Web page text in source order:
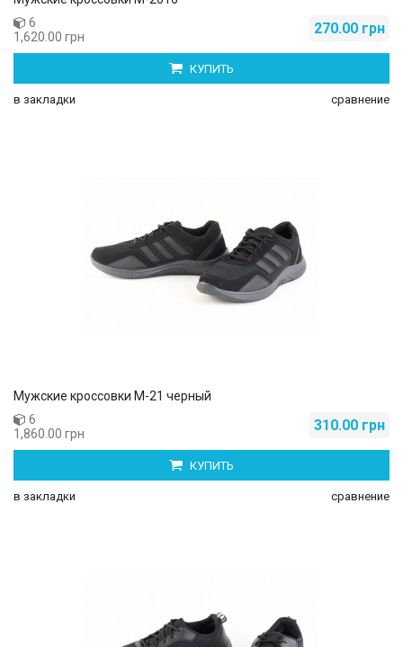
270.00 грн
6
1,620.00 грн
КУПИТЬ
в закладки сравнение
Мужские кроссовки М-21 черный
310.00 грн
6
1,860.00 грн
КУПИТЬ
в закладки сравнение